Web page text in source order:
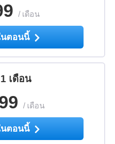
/ เดือน
นตอนนี้
เดือน
/ เดือน
นตอนนี้